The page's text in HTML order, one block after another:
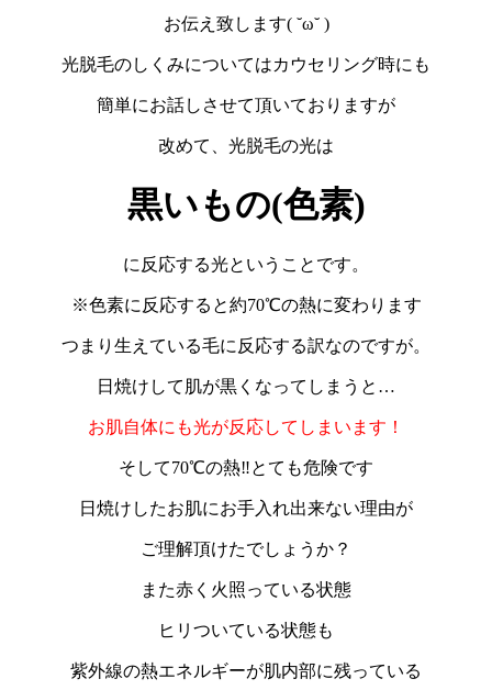
お伝え致します( ˘ω˘ )
光脱毛のしくみについてはカウセリング時にも
簡単にお話しさせて頂いておりますが
改めて、光脱毛の光は
黒いもの(色素)
に反応する光ということです。
※色素に反応すると約70℃の熱に変わります
つまり生えている毛に反応する訳なのですが。
日焼けして肌が黒くなってしまうと…
お肌自体にも光が反応してしまいます！
そして70℃の熱‼︎とても危険です
日焼けしたお肌にお手入れ出来ない理由が
ご理解頂けたでしょうか？
また赤く火照っている状態
ヒリついている状態も
紫外線の熱エネルギーが肌内部に残っている